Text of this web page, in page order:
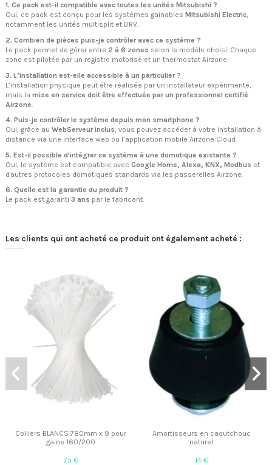
1. Ce pack est-il compatible avec toutes les unités Mitsubishi ?
Oui, ce pack est conçu pour les systèmes gainables Mitsubishi Electric,
notamment les unités multisplit et DRV.
2. Combien de pièces puis-je contrôler avec ce système ?
Le pack permet de gérer entre 2 à 6 zones selon le modèle choisi. Chaque
zone est pilotée par un registre motorisé et un thermostat Airzone.
3. L’installation est-elle accessible à un particulier ?
L’installation physique peut être réalisée par un installateur expérimenté,
mais la mise en service doit être effectuée par un professionnel certifié
Airzone
4. Puis-je contrôler le système depuis mon smartphone ?
Oui, grâce au WebServeur inclus, vous pouvez accéder à votre installation à
distance via une interface web ou l’application mobile Airzone Cloud.
5. Est-il possible d'intégrer ce système à une domotique existante ?
Oui, le système est compatible avec Google Home, Alexa, KNX, Modbus et
d'autres protocoles domotiques standards via les passerelles Airzone.
6. Quelle est la garantie du produit ?
Le pack est garanti 3 ans par le fabricant.
Les clients qui ont acheté ce produit ont également acheté :
Colliers BLANCS 780mm x 9 pour
gaine 160/200
75 €
Amortisseurs en caoutchouc
naturel
14 €